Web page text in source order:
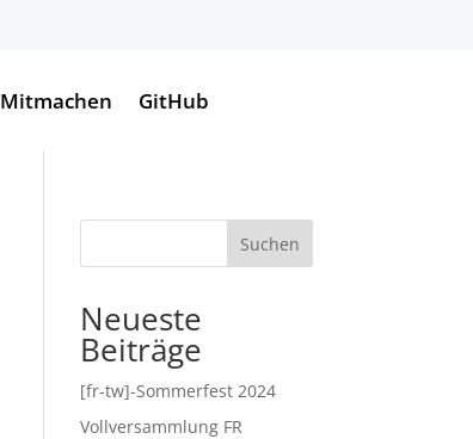
Mitmachen GitHub
Suchen
Neueste
Beiträge
[fr-tw]-Sommerfest 2024
Vollversammlung FR